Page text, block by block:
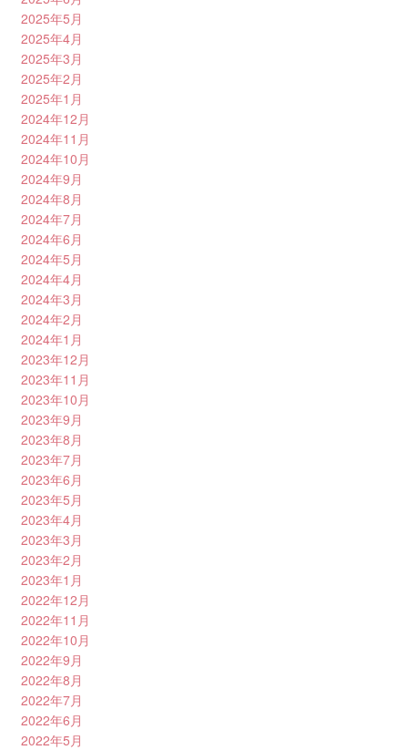
2025年5月
2025年4月
2025年3月
2025年2月
2025年1月
2024年12月
2024年11月
2024年10月
2024年9月
2024年8月
2024年7月
2024年6月
2024年5月
2024年4月
2024年3月
2024年2月
2024年1月
2023年12月
2023年11月
2023年10月
2023年9月
2023年8月
2023年7月
2023年6月
2023年5月
2023年4月
2023年3月
2023年2月
2023年1月
2022年12月
2022年11月
2022年10月
2022年9月
2022年8月
2022年7月
2022年6月
2022年5月